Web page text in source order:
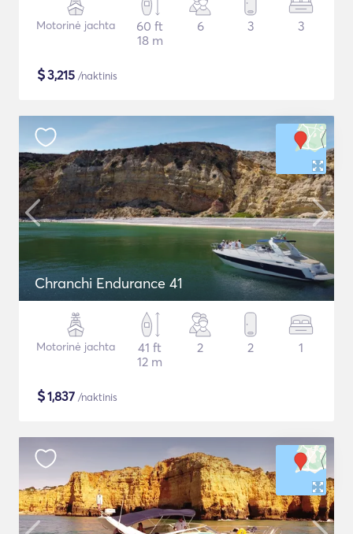
Motorinė jachta
60 ft
18 m
6 3 3
$3,215 /naktinis
Chranchi Endurance 41
Motorinė jachta
41 ft
12 m
2 2 1
$1,837 /naktinis